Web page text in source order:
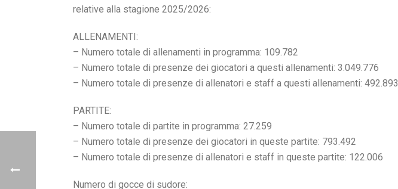
relative alla stagione 2025/2026:
ALLENAMENTI:
– Numero totale di allenamenti in programma: 109.782
– Numero totale di presenze dei giocatori a questi allenamenti: 3.049.776
– Numero totale di presenze di allenatori e staff a questi allenamenti: 492.893
PARTITE:
– Numero totale di partite in programma: 27.259
– Numero totale di presenze dei giocatori in queste partite: 793.492
– Numero totale di presenze di allenatori e staff in queste partite: 122.006
Numero di gocce di sudore: